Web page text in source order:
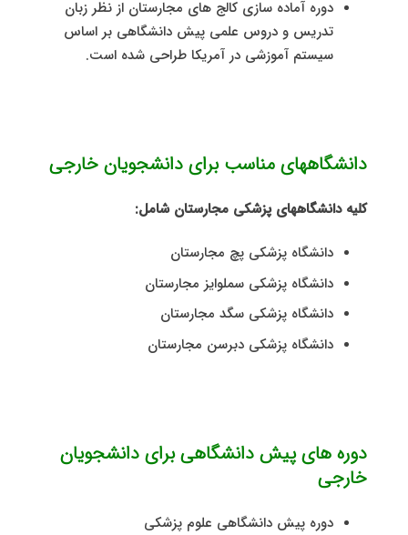
دوره آماده سازی کالج های مجارستان از نظر زبان
تدريس و دروس علمی پيش دانشگاهی بر اساس
سیستم آموزشی در آمریکا طراحی شده است.
دانشگاههای مناسب برای دانشجویان خارجی
کلیه دانشگاههای پزشکی مجارستان شامل:
دانشگاه پزشکی پچ مجارستان
دانشگاه پزشکی سملوایز مجارستان
دانشگاه پزشکی سگد مجارستان
دانشگاه پزشکی دبرسن مجارستان
دوره های پیش دانشگاهی برای دانشجویان
خارجی
دوره پيش دانشگاهی علوم پزشكی